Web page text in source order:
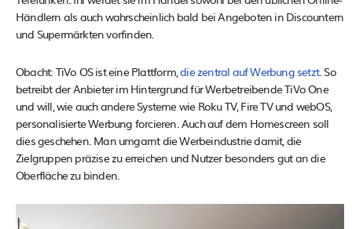
Händlern als auch wahrscheinlich bald bei Angeboten in Discountern
und Supermärkten vorfinden.
Obacht: TiVo OS ist eine Plattform,die zentral auf Werbung setzt. So
betreibt der Anbieter im Hintergrund für Werbetreibende TiVo One
und will, wie auch andere Systeme wie Roku TV, Fire TV und webOS,
personalisierte Werbung forcieren. Auch auf dem Homescreen soll
dies geschehen. Man umgarnt die Werbeindustrie damit, die
Zielgruppen präzise zu erreichen und Nutzer besonders gut an die
Oberfläche zu binden.